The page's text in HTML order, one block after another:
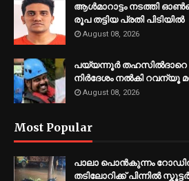
ആൾമാറാട്ടം നടത്തി
രൂപ തട്ടിയ പ്രതി പിടിയിൽ
August 08, 2026
പയ്യന്നൂർ
നിർദേശം നൽകി റവന്യൂ
August 08, 2026
Most Popular
പാലാ പൊൻകുന്നം
തടിലോറിക്ക് പിന്നിൽ